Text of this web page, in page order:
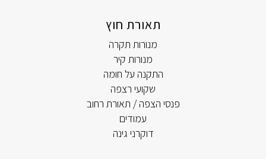
תאורת חוץ
מנורות תקרה
מנורות קיר
התקנה על חומה
שקועי רצפה
פנסי הצפה / תאורת רחוב
עמודים
דוקרני גינה